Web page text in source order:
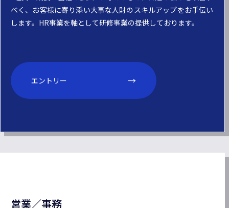
べく、お客様に寄り添い大事な人財のスキルアップをお手伝い
します。HR事業を軸として研修事業の提供しております。
エントリー
営業／事務